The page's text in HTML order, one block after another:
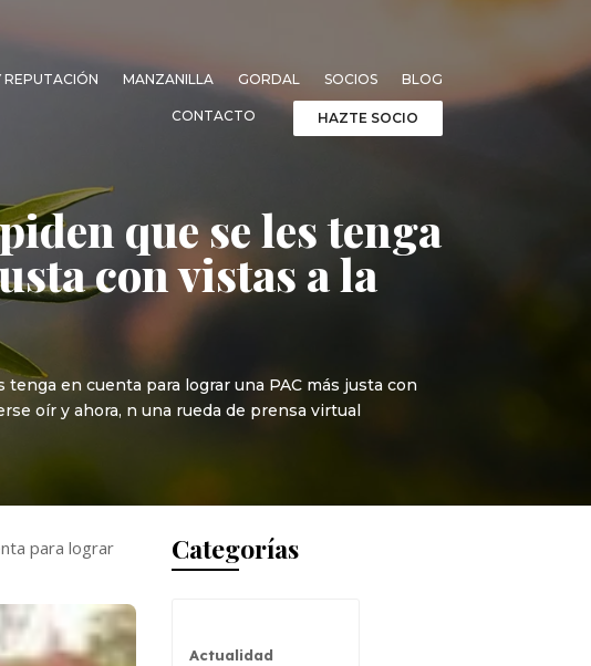
REPUTACIÓN MANZANILLA GORDAL SOCIOS BLOG
CONTACTO HAZTE SOCIO
que se les tenga
con vistas a la
en cuenta para lograr una PAC más justa con
oír y ahora, n una rueda de prensa virtual
para lograr
Categorías
Actualidad